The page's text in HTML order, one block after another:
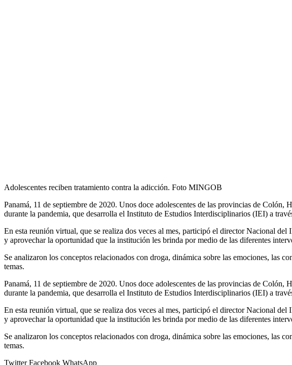
Adolescentes reciben tratamiento contra la adicción. Foto MINGOB
Panamá, 11 de septiembre de 2020. Unos doce adolescentes de las provincias de
durante la pandemia, que desarrolla el Instituto de Estudios Interdisciplinarios (IEI) a
En esta reunión virtual, que se realiza dos veces al mes, participó el director Nacional
y aprovechar la oportunidad que la institución les brinda por medio de las diferentes
Se analizaron los conceptos relacionados con droga, dinámica sobre las emociones, las
temas.
Panamá, 11 de septiembre de 2020. Unos doce adolescentes de las provincias de
durante la pandemia, que desarrolla el Instituto de Estudios Interdisciplinarios (IEI) a
En esta reunión virtual, que se realiza dos veces al mes, participó el director Nacional
y aprovechar la oportunidad que la institución les brinda por medio de las diferentes
Se analizaron los conceptos relacionados con droga, dinámica sobre las emociones, las
temas.
TwitterFacebook WhatsApp